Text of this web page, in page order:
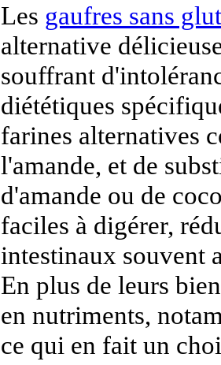
Les gaufres sans
alternative
souffrant
diététiques
farines alternatives
l'amande, et de
d'amande ou de
faciles à digérer,
intestinaux souvent
En plus de leurs
en nutriments,
ce qui en fait un